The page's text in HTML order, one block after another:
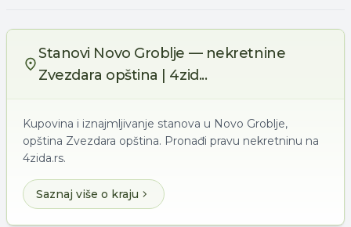
Stanovi Novo Groblje — nekretnine
Zvezdara opština | 4zid...
Kupovina i iznajmljivanje stanova u Novo Groblje,
opština Zvezdara opština. Pronađi pravu nekretninu na
4zida.rs.
Saznaj više o kraju